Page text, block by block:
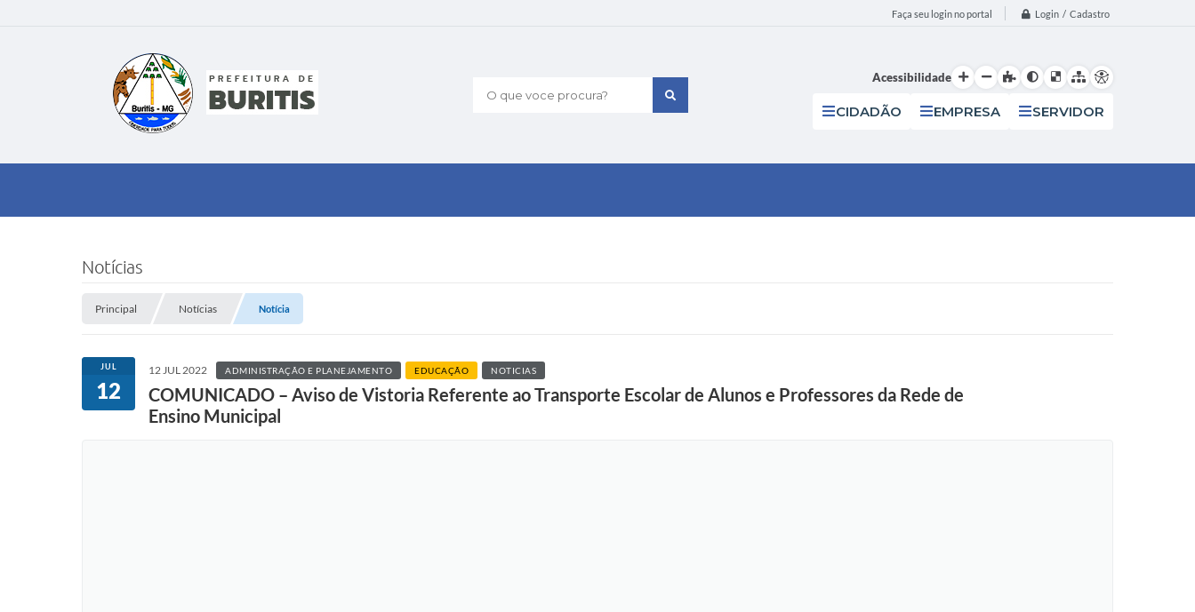
Faça seu login no portal Login / Cadastro
O que voce procura?
Acessibilidade
CIDADÃO EMPRESA SERVIDOR
Notícias
Principal Notícias Notícia
JUL
12
12 JUL 2022 ADMINISTRAÇÃO E PLANEJAMENTO EDUCAÇÃO NOTICIAS
COMUNICADO – Aviso de Vistoria Referente ao Transporte Escolar de Alunos e Professores da Rede de
Ensino Municipal